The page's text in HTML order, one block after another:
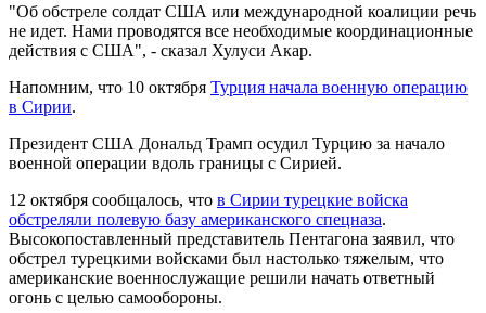
"Об обстреле солдат США или международной коалиции речь
не идет. Нами проводятся все необходимые координационные
действия с США", - сказал Хулуси Акар.
Напомним, что 10 октября Турция начала военную операцию
в Сирии.
Президент США Дональд Трамп осудил Турцию за начало
военной операции вдоль границы с Сирией.
12 октября сообщалось, что в Сирии турецкие войска
обстреляли полевую базу американского спецназа.
Высокопоставленный представитель Пентагона заявил, что
обстрел турецкими войсками был настолько тяжелым, что
американские военнослужащие решили начать ответный
огонь с целью самообороны.